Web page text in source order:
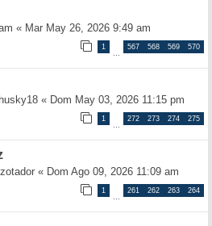
« Mar May 26, 2026 9:49 am
1
…
567 568 569 570
« Dom May 03, 2026 11:15 pm
1
…
272 273 274 275
« Dom Ago 09, 2026 11:09 am
1
…
261 262 263 264